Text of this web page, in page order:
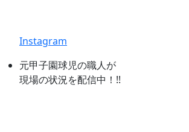
Instagram
元甲子園球児の職人が
現場の状況を配信中！!!